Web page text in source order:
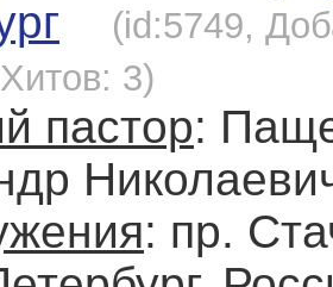
(id:5749,
3)
пастор:
: пр.